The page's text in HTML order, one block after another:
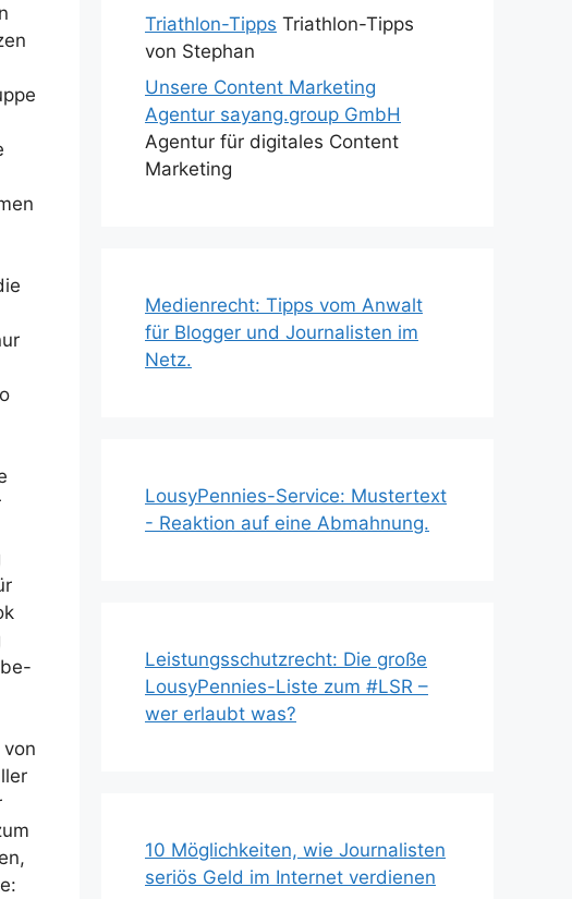
Triathlon-Tipps Triathlon-Tipps
von Stephan
Unsere Content Marketing
Agentur sayang.group GmbH
Agentur für digitales Content
Marketing
Medienrecht: Tipps vom Anwalt
für Blogger und Journalisten im
Netz.
LousyPennies-Service: Mustertext
- Reaktion auf eine Abmahnung.
Leistungsschutzrecht: Die große
LousyPennies-Liste zum #LSR –
wer erlaubt was?
10 Möglichkeiten, wie Journalisten
seriös Geld im Internet verdienen